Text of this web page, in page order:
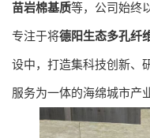
苗岩棉基质等，公司始终
专注于将德阳生态多孔纤
设中，打造集科技创新、
服务为一体的海绵城市产